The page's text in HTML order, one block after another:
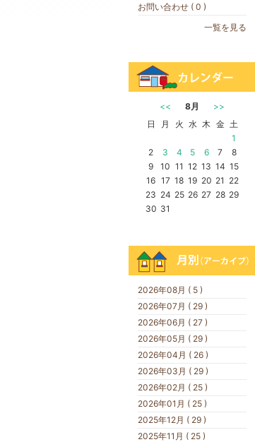
お問い合わせ ( 0 )
一覧を見る
<< 8月
>>
日
月 火 水 木 金 土
1
2
3 4 5 6 7
8
9
10 11 12 13 14 15
16 17 18 19 20 21 22
23 24 25 26 27 28 29
30 31
2026年08月 ( 5 )
2026年07月 ( 29 )
2026年06月 ( 27 )
2026年05月 ( 29 )
2026年04月 ( 26 )
2026年03月 ( 29 )
2026年02月 ( 25 )
2026年01月 ( 25 )
2025年12月 ( 29 )
2025年11月 ( 25 )